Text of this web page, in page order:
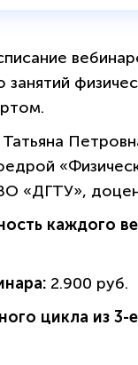
«ДГТУ»,
каждого
2.900 руб.
цикла из 3-